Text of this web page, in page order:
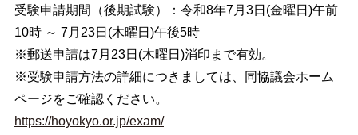
受験申請期間（後期試験）：令和8年7月3日(金曜日)午前
10時 ～ 7月23日(木曜日)午後5時
※郵送申請は7月23日(木曜日)消印まで有効。
※受験申請方法の詳細につきましては、同協議会ホーム
ページをご確認ください。
https://hoyokyo.or.jp/exam/